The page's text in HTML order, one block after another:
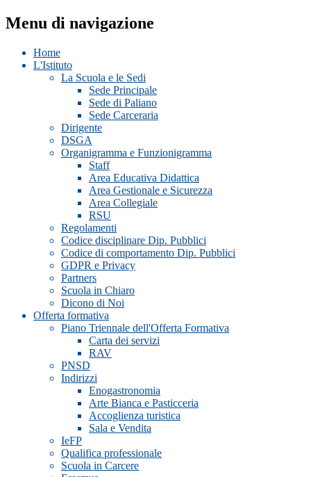
Menu di navigazione
Home
L'Istituto
La Scuola e le Sedi
Sede Principale
Sede di Paliano
Sede Carceraria
Dirigente
DSGA
Organigramma e Funzionigramma
Staff
Area Educativa Didattica
Area Gestionale e Sicurezza
Area Collegiale
RSU
Regolamenti
Codice disciplinare Dip. Pubblici
Codice di comportamento Dip. Pubblici
GDPR e Privacy
Partners
Scuola in Chiaro
Dicono di Noi
Offerta formativa
Piano Triennale dell'Offerta Formativa
Carta dei servizi
RAV
PNSD
Indirizzi
Enogastronomia
Arte Bianca e Pasticceria
Accoglienza turistica
Sala e Vendita
IeFP
Qualifica professionale
Scuola in Carcere